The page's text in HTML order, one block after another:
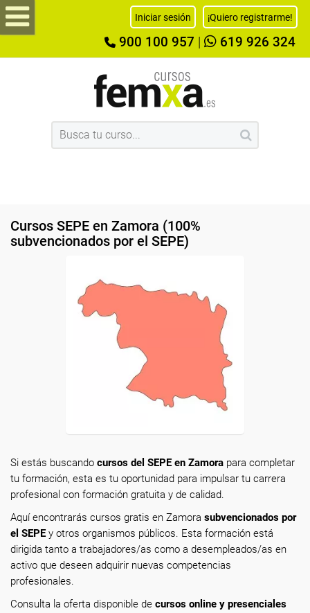
Iniciar sesión ¡Quiero registrarme!
900 100 957 619 926 324
Cursos SEPE en Zamora (100%
subvencionados por el SEPE)
Si estás buscando cursos del SEPE en Zamora para completar
tu formación, esta es tu oportunidad para impulsar tu carrera
profesional con formación gratuita y de calidad.
Aquí encontrarás cursos gratis en Zamora subvencionados por
el SEPEy otros organismos públicos. Esta formación está
dirigida tanto a trabajadores/as como a desempleados/as en
activo que deseen adquirir nuevas competencias
profesionales.
Consulta la oferta disponible de cursos online y presenciales